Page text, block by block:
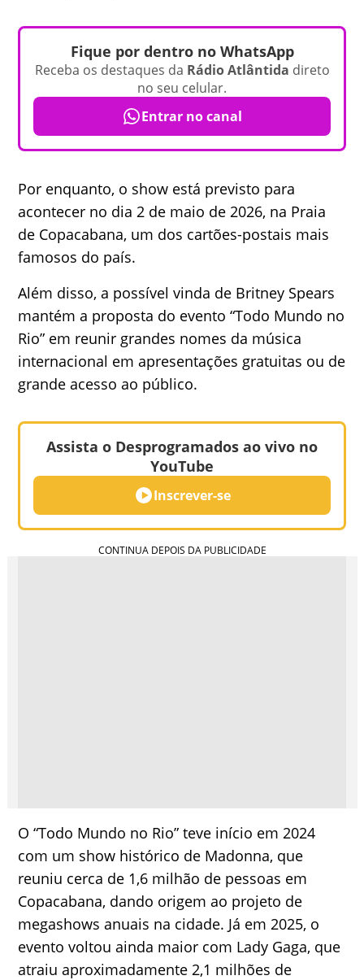
Fique por dentro no WhatsApp
Receba os destaques da Rádio Atlântida direto
no seu celular.
Entrar no canal
Por enquanto, o show está previsto para
acontecer no dia 2 de maio de 2026, na Praia
de Copacabana, um dos cartões-postais mais
famosos do país.
Além disso, a possível vinda de Britney Spears
mantém a proposta do evento “Todo Mundo no
Rio” em reunir grandes nomes da música
internacional em apresentações gratuitas ou de
grande acesso ao público.
Assista o Desprogramados ao vivo no
YouTube
Inscrever-se
O “Todo Mundo no Rio” teve início em 2024
com um show histórico de Madonna, que
reuniu cerca de 1,6 milhão de pessoas em
Copacabana, dando origem ao projeto de
megashows anuais na cidade. Já em 2025, o
evento voltou ainda maior com Lady Gaga, que
atraiu aproximadamente 2,1 milhões de